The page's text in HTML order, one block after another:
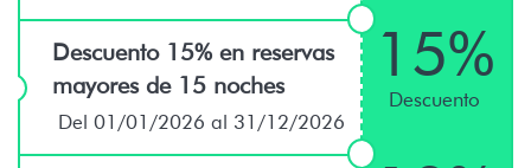
Descuento 15% en reservas
mayores de 15 noches
Del 01/01/2026 al 31/12/2026
15%
Descuento